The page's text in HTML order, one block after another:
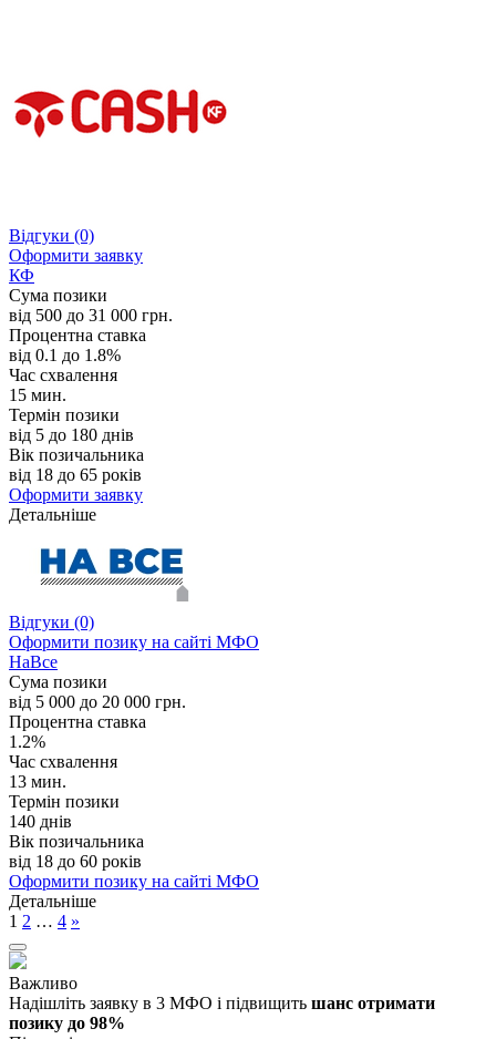
Відгуки (0)
Оформити заявку
КФ
Сума позики
від 500 до 31 000 грн.
Процентна ставка
від 0.1 до 1.8%
Час схвалення
15 мин.
Термін позики
від 5 до 180 днів
Вік позичальника
від 18 до 65 років
Оформити заявку
Детальніше
Відгуки (0)
Оформити позику на сайті МФО
НаВсе
Сума позики
від 5 000 до 20 000 грн.
Процентна ставка
1.2%
Час схвалення
13 мин.
Термін позики
140 днів
Вік позичальника
від 18 до 60 років
Оформити позику на сайті МФО
Детальніше
1 2 … 4 »
Важливо
Надішліть заявку в 3 МФО і підвищить шанс отримати
позику до 98%